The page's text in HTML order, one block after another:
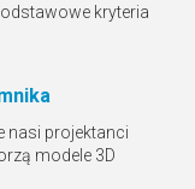
kryteria
nasi projektanci
modele 3D